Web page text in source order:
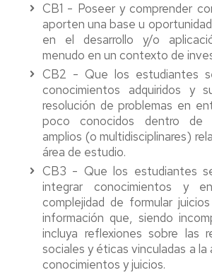
CB1 - Poseer y comprender
aporten una base u
en el desarrollo y/o
menudo en un contexto de
CB2 - Que los estudiantes
conocimientos adquiridos y
resolución de problemas en
poco conocidos dentro de
amplios (o multidisciplinares)
área de estudio.
CB3 - Que los estudiantes
integrar conocimientos y
complejidad de formular
información que, siendo
incluya reflexiones sobre las
sociales y éticas vinculadas a la
conocimientos y juicios.